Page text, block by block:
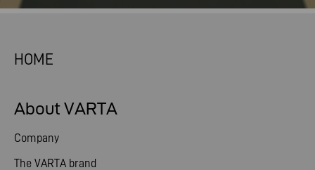
HOME
About VARTA
Company
The VARTA brand